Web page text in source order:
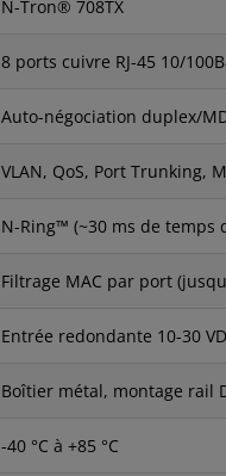
N-Tron® 708TX
8 ports cuivre RJ-45 10/
Auto-négociation duplex/
VLAN, QoS, Port Trunking,
N-Ring™ (~30 ms de temps
Filtrage MAC par port
Entrée redondante 10-30
Boîtier métal, montage rail
-40 °C à +85 °C